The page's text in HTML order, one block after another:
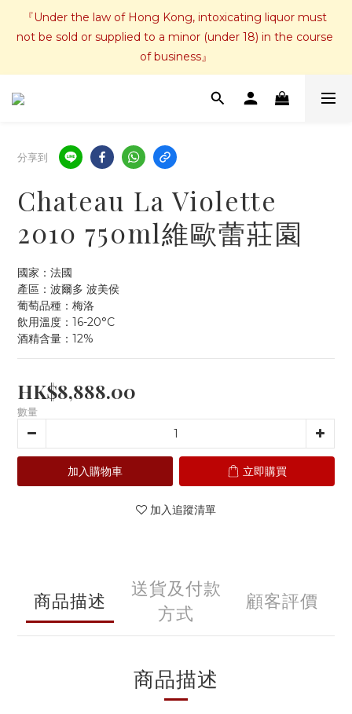
『Under the law of Hong Kong, intoxicating liquor must
not be sold or supplied to a minor (under 18) in the course
of business』
分享到
Chateau La Violette
2010 750ml維歐蕾莊園
國家：法國
產區：波爾多 波美侯
葡萄品種：梅洛
飲用溫度：16-20°C
酒精含量：12%
HK$8,888.00
數量
加入購物車 立即購買
加入追蹤清單
商品描述
送貨及付款
方式
顧客評價
商品描述